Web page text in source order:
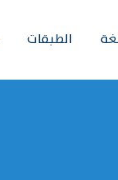
الطبقات